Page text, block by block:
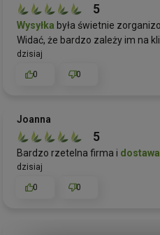
5
Wysyłka była świetnie
Widać, że bardzo zależy im na
dzisiaj
0 0
Joanna
5
Bardzo rzetelna firma i dostawa
dzisiaj
0 0